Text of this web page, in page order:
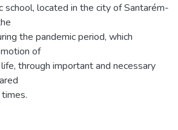
school, located in the city of Santarém-
the pandemic period, which
of
through important and necessary